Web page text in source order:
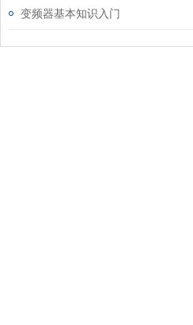
变频器基本知识入门